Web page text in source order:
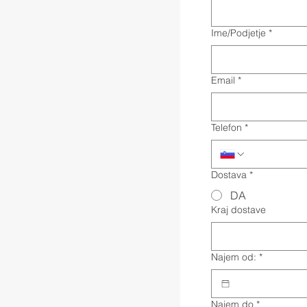
Ime/Podjetje *
Email *
Telefon *
Dostava *
DA
Kraj dostave
Najem od: *
Najem do *